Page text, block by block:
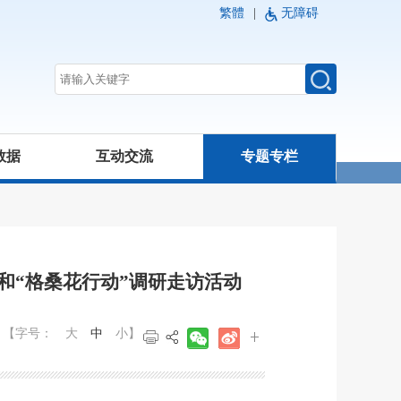
繁體 无障碍
据 互动交流 专题专栏
“格桑花行动”调研走访活动
【字号： 大 中 小 】